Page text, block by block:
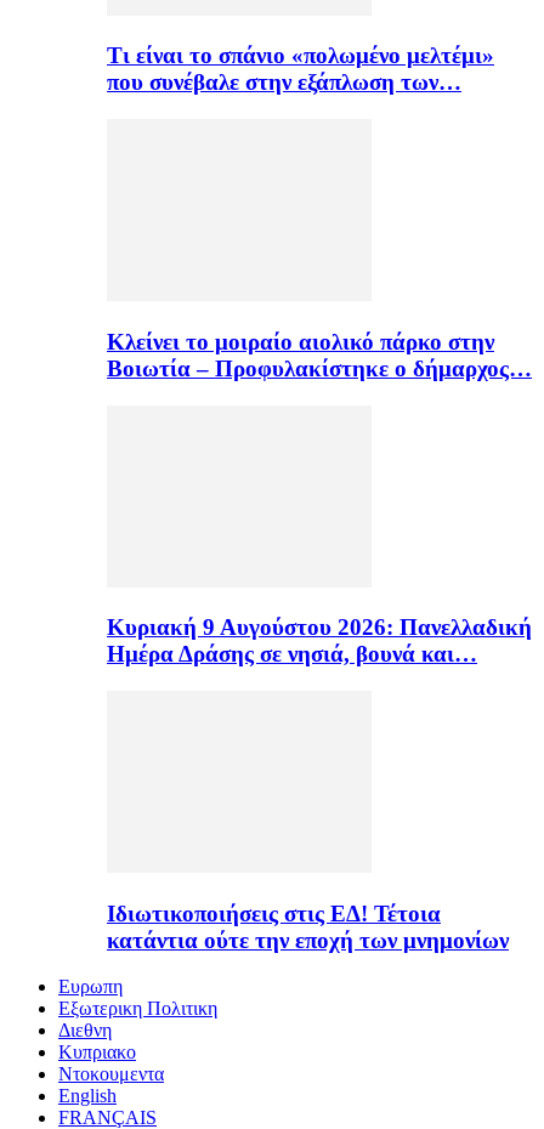
Τι είναι το σπάνιο «πολωμένο μελτέμι»
που συνέβαλε στην εξάπλωση των…
Κλείνει το μοιραίο αιολικό πάρκο στην
Βοιωτία – Προφυλακίστηκε ο δήμαρχος…
Κυριακή 9 Αυγούστου 2026: Πανελλαδική
Ημέρα Δράσης σε νησιά, βουνά και…
Ιδιωτικοποιήσεις στις ΕΔ! Τέτοια
κατάντια ούτε την εποχή των μνημονίων
Ευρωπη
Εξωτερικη Πολιτικη
Διεθνη
Κυπριακο
Ντοκουμεντα
English
FRANÇAIS